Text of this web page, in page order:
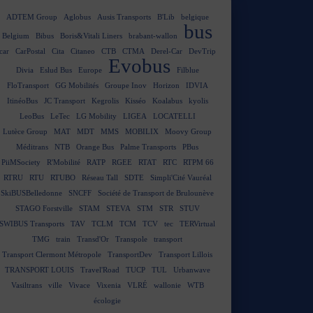
ADTEM Group Aglobus Ausis Transports B'Lib belgique
Belgium Bibus Boris&Vitali Liners brabant-wallon bus
car CarPostal Cita Citaneo CTB CTMA Derel-Car DevTrip
Divia Eslud Bus Europe Evobus
Filblue
FloTransport
GG Mobilités Groupe Inov Horizon
IDVIA
ItinéoBus
JC Transport Kegrolis Kisséo Koalabus
kyolis
LeoBus
LeTec LG Mobility LIGEA
LOCATELLI
Lutèce Group
MAT MDT MMS MOBILIX
Moovy Group
Méditrans
NTB Orange Bus Palme Transports
PBus
PiiMSociety
R'Mobilité RATP RGEE RTAT RTC
RTPM 66
RTRU
RTU RTUBO Réseau Tall SDTE
Simpli'Cité Vauréal
SkiBUSBelledonne
SNCFF
Société de Transport de Brulounève
STAGO Forstville
STAM STEVA STM STR
STUV
SWIBUS Transports
TAV TCLM TCM TCV tec
TERVirtual
TMG
train Transd'Or Transpole
transport
Transport Clermont Métropole
TransportDev
Transport Lillois
TRANSPORT LOUIS
Travel'Road TUCP TUL
Urbanwave
Vasiltrans
ville Vivace Vixenia VLRÉ wallonie
WTB
écologie